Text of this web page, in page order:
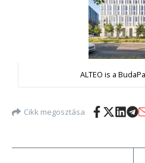
ALTEO is a
Cikk megosztása